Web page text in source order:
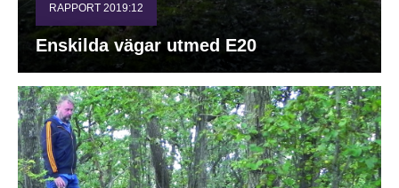
RAPPORT 2019:12
Enskilda vägar utmed E20